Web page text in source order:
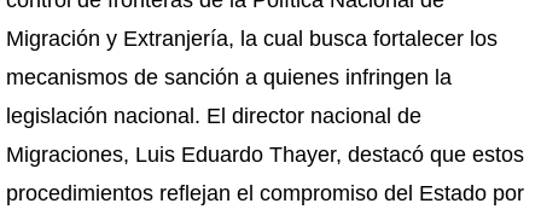
Migración y Extranjería, la cual busca fortalecer los
mecanismos de sanción a quienes infringen la
legislación nacional. El director nacional de
Migraciones, Luis Eduardo Thayer, destacó que estos
procedimientos reflejan el compromiso del Estado por